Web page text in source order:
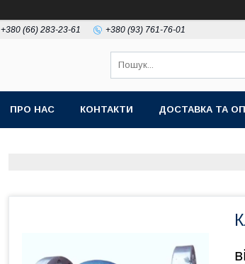
+380 (66) 283-23-61 +380 (93) 761-76-01
ПРО НАС КОНТАКТИ ДОСТАВКА ТА